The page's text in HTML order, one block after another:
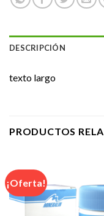
DESCRIPCIÓN
texto largo
PRODUCTOS
¡Oferta!